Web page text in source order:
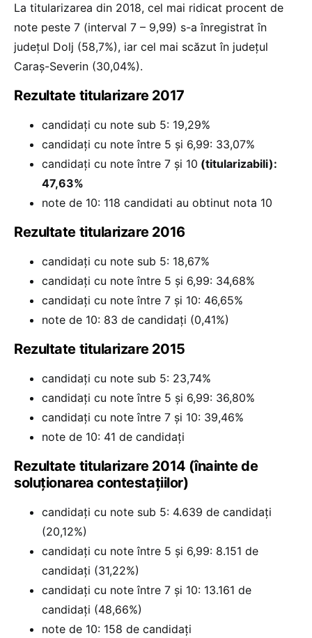
La titularizarea din 2018, cel mai ridicat procent de
note peste 7 (interval 7 – 9,99) s-a înregistrat în
județul Dolj (58,7%), iar cel mai scăzut în județul
Caraș-Severin (30,04%).
Rezultate titularizare 2017
candidați cu note sub 5: 19,29%
candidați cu note între 5 și 6,99: 33,07%
candidați cu note între 7 și 10 (titularizabili):
47,63%
note de 10: 118 candidati au obtinut nota 10
Rezultate titularizare 2016
candidați cu note sub 5: 18,67%
candidați cu note între 5 și 6,99: 34,68%
candidați cu note între 7 și 10: 46,65%
note de 10: 83 de candidați (0,41%)
Rezultate titularizare 2015
candidați cu note sub 5: 23,74%
candidați cu note între 5 și 6,99: 36,80%
candidați cu note între 7 și 10: 39,46%
note de 10: 41 de candidați
Rezultate titularizare 2014 (înainte de
soluționarea contestațiilor)
candidați cu note sub 5: 4.639 de candidați
(20,12%)
candidați cu note între 5 și 6,99: 8.151 de
candidați (31,22%)
candidați cu note între 7 și 10: 13.161 de
candidați (48,66%)
note de 10: 158 de candidați